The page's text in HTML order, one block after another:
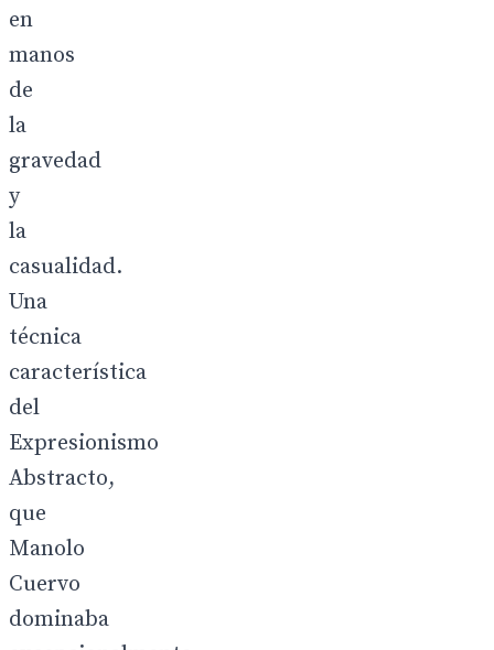
en
manos
de
la
gravedad
y
la
casualidad.
Una
técnica
característica
del
Expresionismo
Abstracto,
que
Manolo
Cuervo
dominaba